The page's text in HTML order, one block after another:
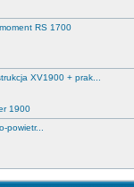
RS 1700
XV1900 + prak...
1900
powietr...